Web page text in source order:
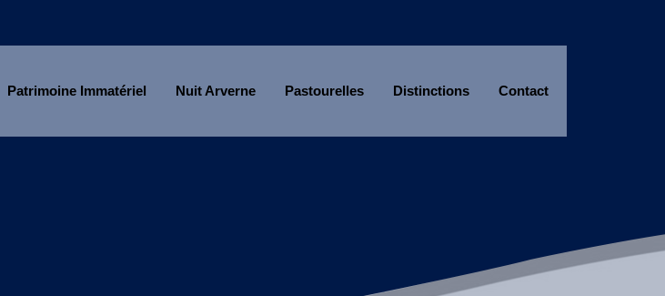
Patrimoine Immatériel Nuit Arverne Pastourelles Distinctions Contact